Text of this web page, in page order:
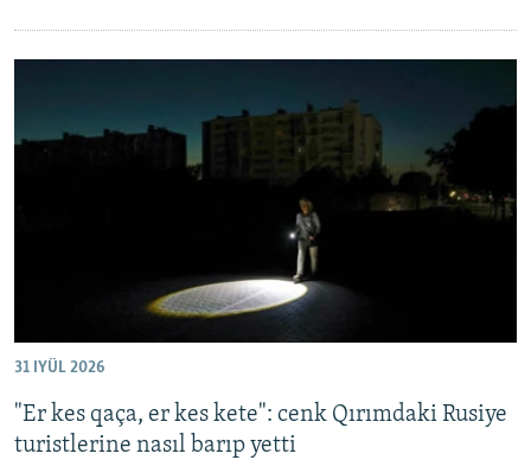
31 IYÜL 2026
"Er kes qaça, er kes kete": cenk Qırımdaki Rusiye
turistlerine nasıl barıp yetti